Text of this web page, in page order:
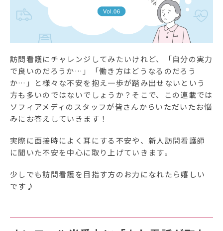
訪問看護ステーション一覧
お問合せ
採用情報
訪問看護にチャレンジしてみたいけれど、「自分の実力
で良いのだろうか…」「働き方はどうなるのだろう
か…」と様々な不安を抱え一歩が踏み出せないという
方も多いのではないでしょうか？そこで、この連載では
ソフィアメディのスタッフが皆さんからいただいたお悩
みにお答えしていきます！
実際に面接時によく耳にする不安や、新人訪問看護師
に聞いた不安を中心に取り上げていきます。
少しでも訪問看護を目指す方のお力になれたら嬉しい
です♪